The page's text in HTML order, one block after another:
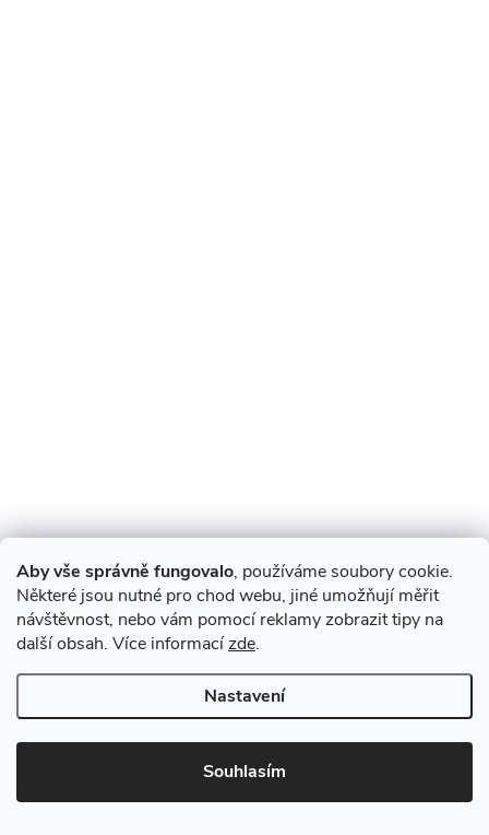
Aby vše správně fungovalo, používáme soubory cookie.
Některé jsou nutné pro chod webu, jiné umožňují měřit
návštěvnost, nebo vám pomocí reklamy zobrazit tipy na
další obsah. Více informacízde.
Nastavení
Souhlasím